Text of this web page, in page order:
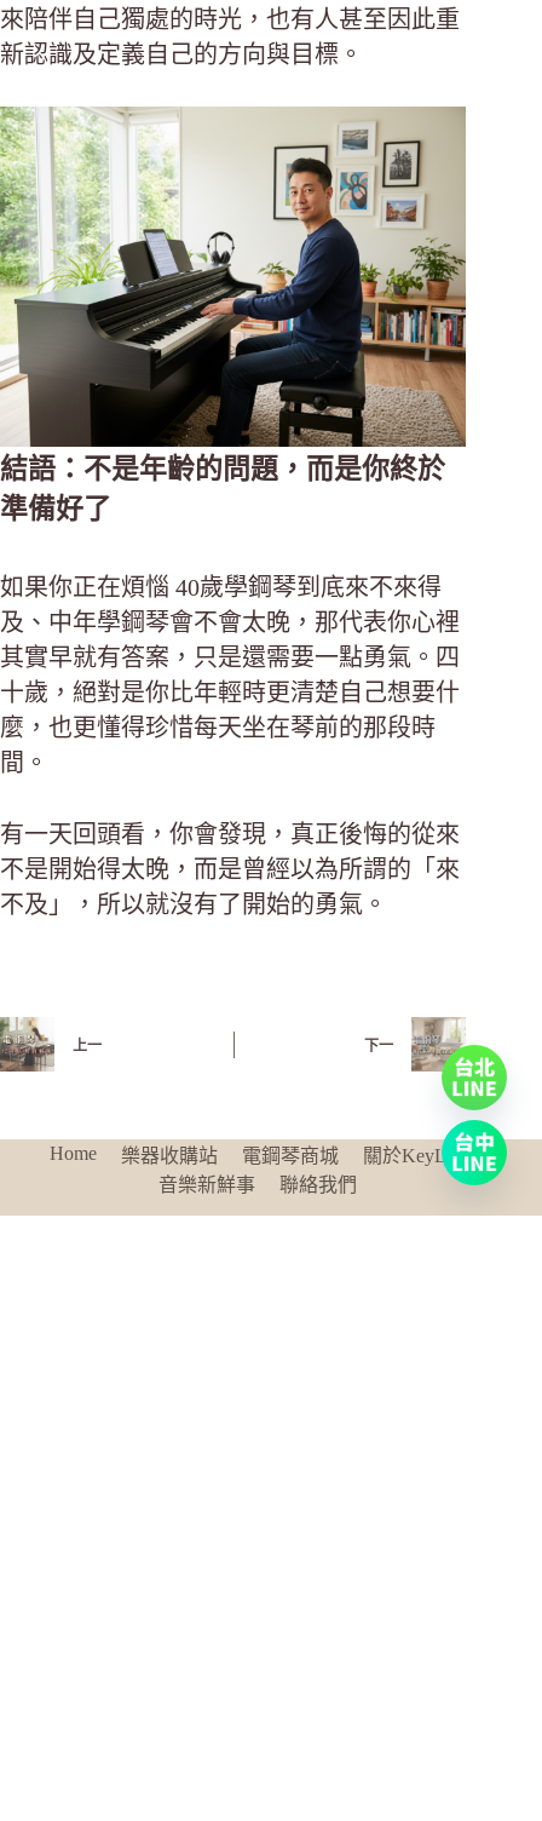
來陪伴自己獨處的時光，也有人甚至因此重
新認識及定義自己的方向與目標。
結語：不是年齡的問題，而是你終於
準備好了
如果你正在煩惱 40歲學鋼琴到底來不來得
及、中年學鋼琴會不會太晚，那代表你心裡
其實早就有答案，只是還需要一點勇氣。四
十歲，絕對是你比年輕時更清楚自己想要什
麼，也更懂得珍惜每天坐在琴前的那段時
間。
有一天回頭看，你會發現，真正後悔的從來
不是開始得太晚，而是曾經以為所謂的「來
不及」，所以就沒有了開始的勇氣。
上一 下一
Home 樂器收購站 電鋼琴商城
關於KeyLife
音樂新鮮事
聯絡我們